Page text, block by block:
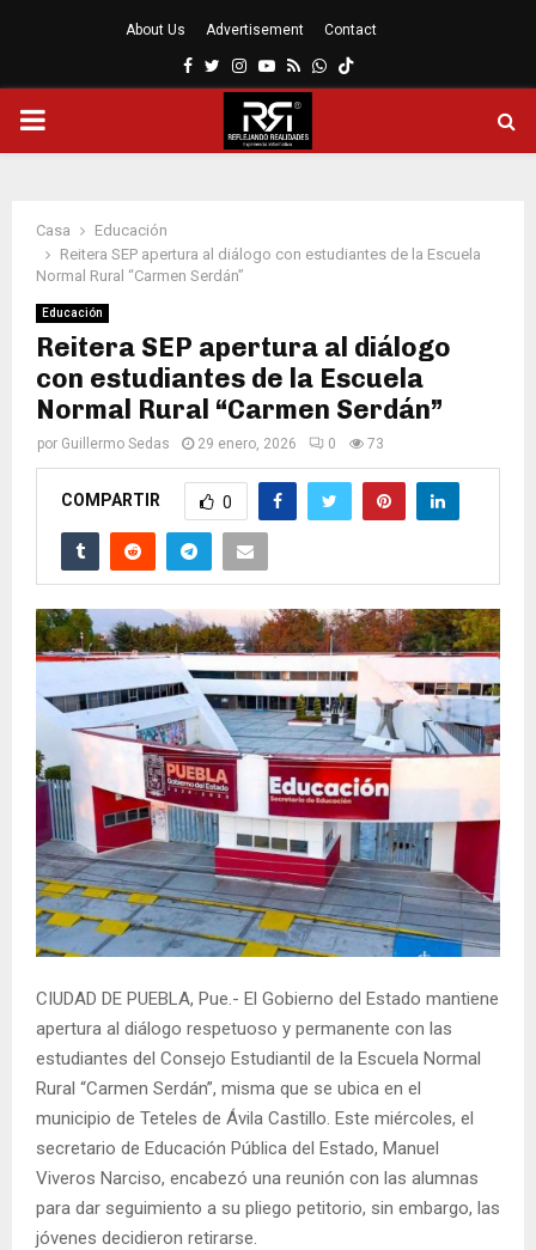
About Us Advertisement Contact
Facebook
Twitter
Instagram
Youtube
RssWhatsapp
MENÚ
Casa
Educación
Reitera SEP apertura al diálogo con estudiantes de la Escuela
Normal Rural “Carmen Serdán”
Educación
Reitera SEP apertura al diálogo
con estudiantes de la Escuela
Normal Rural “Carmen Serdán”
por Guillermo Sedas 29 enero, 2026 0 73
COMPARTIR 0
CIUDAD DE PUEBLA, Pue.- El Gobierno del Estado mantiene
apertura al diálogo respetuoso y permanente con las
estudiantes del Consejo Estudiantil de la Escuela Normal
Rural “Carmen Serdán”, misma que se ubica en el
municipio de Teteles de Ávila Castillo. Este miércoles, el
secretario de Educación Pública del Estado, Manuel
Viveros Narciso, encabezó una reunión con las alumnas
para dar seguimiento a su pliego petitorio, sin embargo, las
jóvenes decidieron retirarse.